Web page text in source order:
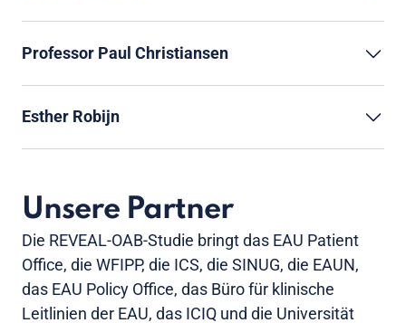
Professor Paul Christiansen
Esther Robijn
Unsere Partner
Die REVEAL-OAB-Studie bringt das EAU Patient
Office, die WFIPP, die ICS, die SINUG, die EAUN,
das EAU Policy Office, das Büro für klinische
Leitlinien der EAU, das ICIQ und die Universität